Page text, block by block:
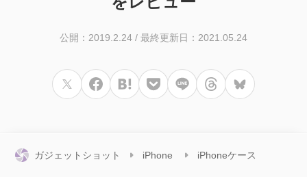
公開：2019.2.24 / 最終更新日：2021.05.24
ガジェットショット iPhone iPhoneケース